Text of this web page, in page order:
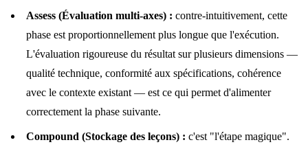
Assess (Évaluation multi-axes) : contre-intuitivement, cette
phase est proportionnellement plus longue que l'exécution.
L'évaluation rigoureuse du résultat sur plusieurs dimensions —
qualité technique, conformité aux spécifications, cohérence
avec le contexte existant — est ce qui permet d'alimenter
correctement la phase suivante.
Compound (Stockage des leçons) : c'est "l'étape magique".